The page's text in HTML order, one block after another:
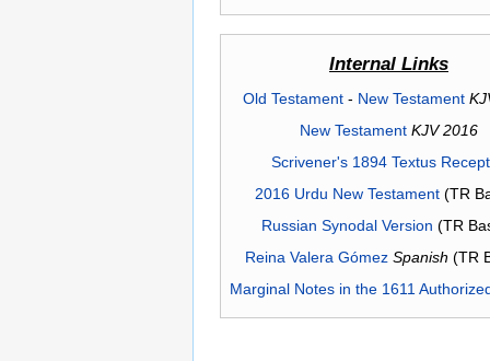
Internal Links
Old Testament- New Testament
New Testament KJV 2016
Scrivener's 1894 Textus
2016 Urdu New Testament(TR
Russian Synodal Version (TR
Reina Valera Gómez Spanish (TR
Marginal Notes in the 1611